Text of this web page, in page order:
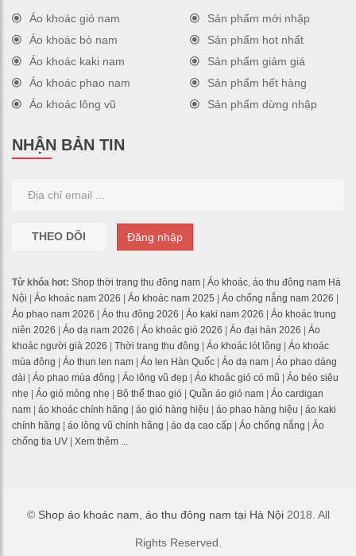
Áo khoác gió nam
Áo khoác bò nam
Áo khoác kaki nam
Áo khoác phao nam
Áo khoác lông vũ
Sản phẩm mới nhập
Sản phẩm hot nhất
Sản phẩm giảm giá
Sản phẩm hết hàng
Sản phẩm dừng nhập
NHẬN BẢN TIN
THEO DÕI Đăng nhập
Từ khóa hot: Shop thời trang thu đông nam
Áo khoác, áo thu đông nam Hà
Nội
Áo khoác nam 2026 Áo khoác nam 2025 Áo chống nắng nam 2026
Áo phao nam 2026
Áo thu đông 2026 Áo kaki nam 2026
Áo khoác trung
niên 2026
Áo dạ nam 2026 Áo khoác gió 2026 Áo đại hàn 2026
Áo
khoác người già 2026
Thời trang thu đông Áo khoác lót lông
Áo khoác
mùa đông
Áo thun len nam Áo len Hàn Quốc Áo dạ nam
Áo phao dáng
dài
Áo phao mùa đông Áo lông vũ đẹp Áo khoác gió có mũ
Áo béo siêu
nhẹ
Áo gió mỏng nhẹ Bộ thể thao gió Quần áo gió nam
Áo cardigan
nam
áo khoác chính hãng áo gió hàng hiệu áo phao hàng hiệu
áo kaki
chính hãng
áo lông vũ chính hãng áo dạ cao cấp Áo chống nắng
Áo
chống tia UV
Xem thêm ...
© Shop áo khoác nam, áo thu đông nam tại Hà Nội2018. All
Rights Reserved.